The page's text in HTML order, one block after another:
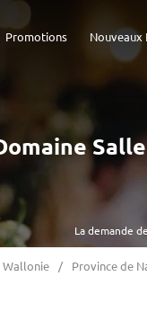
Nouveaux
Promotions
La demande
Wallonie Province de